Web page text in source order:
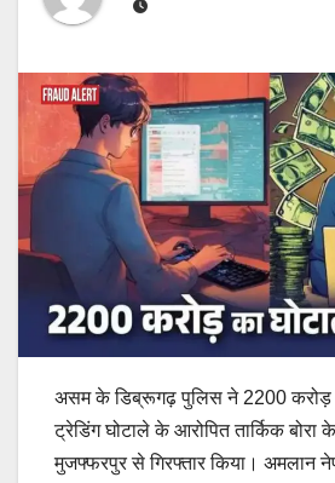
असम के डिब्रूगढ़ पुलिस ने 2200
ट्रेडिंग घोटाले के आरोपित तार्किक बोरा
मुजफ्फरपुर से गिरफ्तार किया। अमलान